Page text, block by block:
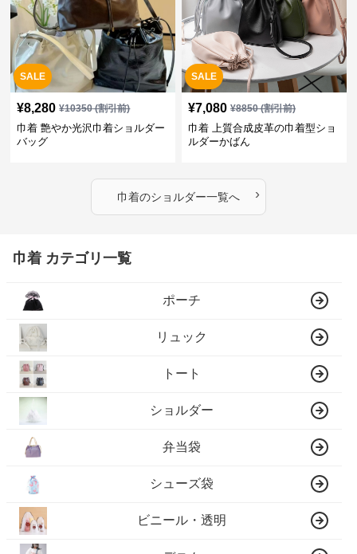
SALE
¥8,280 ¥10350(割引前)
巾着 艶やか光沢巾着ショルダー
バッグ
SALE
¥7,080 ¥8850(割引前)
巾着 上質合成皮革の巾着型ショ
ルダーかばん
巾着のショルダー一覧へ ›
巾着 カテゴリ一覧
ポーチ
リュック
トート
ショルダー
弁当袋
シューズ袋
ビニール・透明